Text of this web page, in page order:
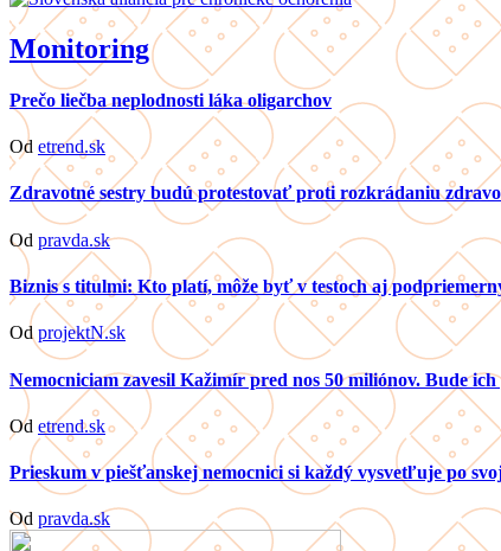
Monitoring
Prečo liečba neplodnosti láka oligarchov
Od etrend.sk
Zdravotné sestry budú protestovať proti rozkrádaniu
Od pravda.sk
Biznis s titulmi: Kto platí, môže byť v testoch aj
Od projektN.sk
Nemocniciam zavesil Kažimír pred nos 50 miliónov. Bude ich
Od etrend.sk
Prieskum v piešťanskej nemocnici si každý vysvetľuje po
Od pravda.sk